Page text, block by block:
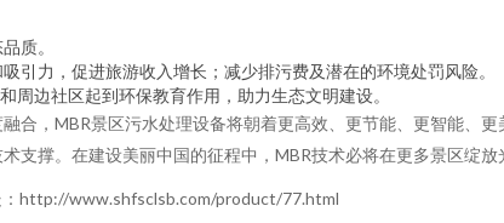
质。
引力，促进旅游收入增长；减少排污费及潜在的环境处罚风险。
周边社区起到环保教育作用，助力生态文明建设。
合，MBR景区污水处理设备将朝着更高效、更节能、更智能、
撑。在建设美丽中国的征程中，MBR技术必将在更多景区绽放
：http://www.shfsclsb.com/product/77.html